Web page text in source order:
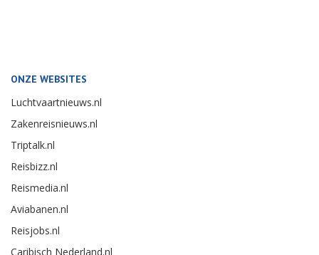
ONZE WEBSITES
Luchtvaartnieuws.nl
Zakenreisnieuws.nl
Triptalk.nl
Reisbizz.nl
Reismedia.nl
Aviabanen.nl
Reisjobs.nl
Caribisch Nederland.nl